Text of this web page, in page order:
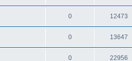
0 12473
0 13647
0 22956